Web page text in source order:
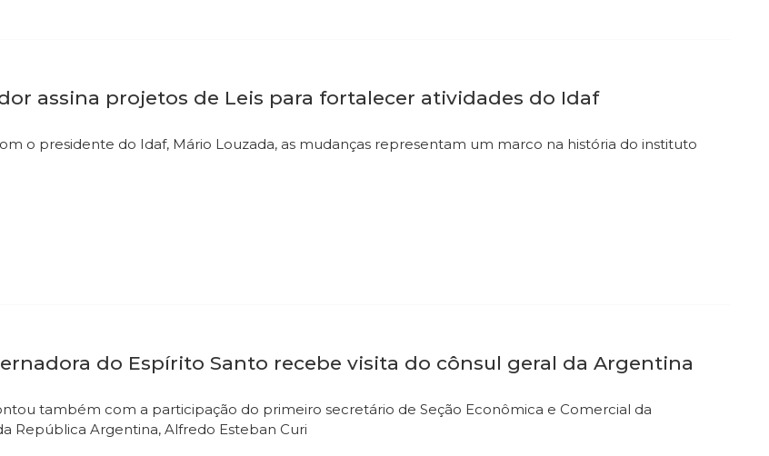
assina projetos de Leis para fortalecer atividades do Idaf
o presidente do Idaf, Mário Louzada, as mudanças representam um marco na história do instituto
do Espírito Santo recebe visita do cônsul geral da Argentina
também com a participação do primeiro secretário de Seção Econômica e Comercial da
República Argentina, Alfredo Esteban Curi